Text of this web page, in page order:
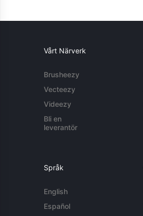
Vårt Närverk
Brusheezy
Vecteezy
Videezy
Bli en
leverantör
Språk
English
Español